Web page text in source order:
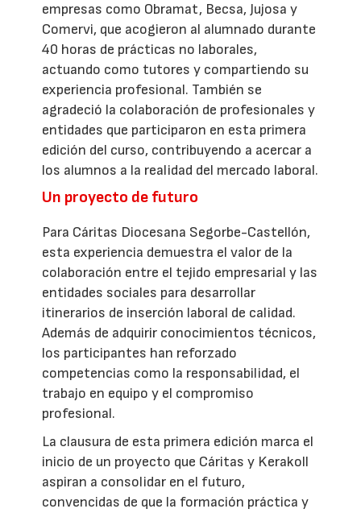
empresas como Obramat, Becsa, Jujosa y
Comervi, que acogieron al alumnado durante
40 horas de prácticas no laborales,
actuando como tutores y compartiendo su
experiencia profesional. También se
agradeció la colaboración de profesionales y
entidades que participaron en esta primera
edición del curso, contribuyendo a acercar a
los alumnos a la realidad del mercado laboral.
Un proyecto de futuro
Para Cáritas Diocesana Segorbe-Castellón,
esta experiencia demuestra el valor de la
colaboración entre el tejido empresarial y las
entidades sociales para desarrollar
itinerarios de inserción laboral de calidad.
Además de adquirir conocimientos técnicos,
los participantes han reforzado
competencias como la responsabilidad, el
trabajo en equipo y el compromiso
profesional.
La clausura de esta primera edición marca el
inicio de un proyecto que Cáritas y Kerakoll
aspiran a consolidar en el futuro,
convencidas de que la formación práctica y